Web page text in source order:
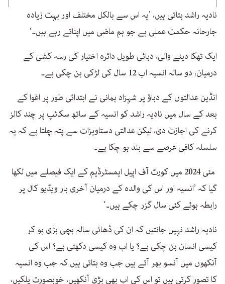
نادیہ راشد بتاتی ہیں، ’یہ اس سے بالکل مختلف اور بہت زیادہ
جارحانہ حکمت عملی ہے جو ہم ماضی میں اپناتے رہے ہیں۔‘
ایک تھکا دینے والی، دہائی طویل دائرہ اختیار کی رسہ کشی کے
درمیان، دو سالہ انسیہ اب 12 سال کی لڑکی بن چکی ہے۔
انڈین عدالتوں کے دباؤ پر شہزاد ہمانی نے ابتدائی طور پر اغوا کے
بعد کے سال میں نادیہ راشد کو انسیہ کے ساتھ سکائپ پر چند کالز
کرنے کی اجازت دی، لیکن عدالتی دستاویزات سے پتہ چلتا ہے کہ یہ
سلسلہ کافی عرصے سے بند ہو چکا ہے۔
مئی 2024 میں کورٹ آف اپیل ایمسٹرڈیم کے ایک فیصلے میں لکھا
گیا کہ ’انسیہ اور اس کی والدہ کے درمیان آخری بار ویڈیو کال پر
رابطہ ہوئے کئی سال گزر چکے ہیں۔‘
نادیہ راشد نہیں جانتیں کہ ان کی ڈھائی سالہ بچی بڑی ہو کر
کیسی انسان بن چکی ہے؟ یا اب وہ کیسی دکھتی ہے؟ اس کی
آنکھوں میں آنسو بھر آتے ہیں جب وہ بتاتی ہیں کہ جب وہ انسیہ
کا تصور کرتی ہیں تو اس کی اب بھی بڑی آنکھیں، خوبصورت پلکیں،